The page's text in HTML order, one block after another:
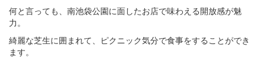
何と言っても、南池袋公園に面したお店で味わえる開放感が魅
力。
綺麗な芝生に囲まれて、ピクニック気分で食事をすることができ
ます。